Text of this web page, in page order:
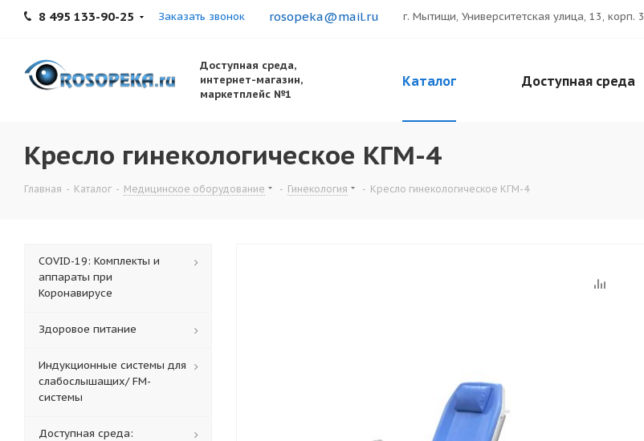
8 495 133-90-25 Заказать звонок rosopeka@mail.ru г. Мытищи, Университетская улица, 13, корп. 3
Доступная среда,
интернет-магазин,
маркетплейс №1
Каталог Доступная среда
Кресло гинекологическое КГМ-4
Главная - Каталог - Медицинское оборудование - Гинекология - Кресло гинекологическое КГМ-4
COVID-19: Комплекты и
аппараты при
Коронавирусе
Здоровое питание
Индукционные системы для
слабослышащих/ FM-
системы
Доступная среда: